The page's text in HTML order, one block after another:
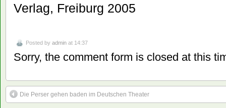
Verlag, Freiburg 2005
Posted by admin at 14:37
Sorry, the comment form is closed at this
Die Perser gehen baden im Deutschen Theater